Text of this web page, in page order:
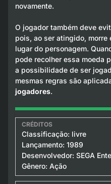
novamente.
O jogador também deve
pois, ao ser atingido, morre
lugar do personagem.
pode recolher essa moeda
a possibilidade de ser
mesmas regras são
jogadores.
Classificação: livre
Lançamento: 1989
Desenvolvedor: SEGA
Gênero: Ação